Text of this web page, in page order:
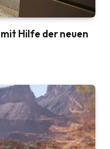
Hilfe der neuen